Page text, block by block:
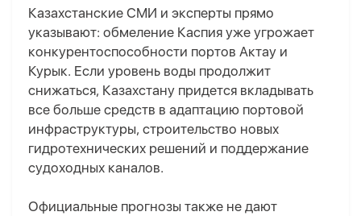
Казахстанские СМИ и эксперты прямо
указывают: обмеление Каспия уже угрожает
конкурентоспособности портов Актау и
Курык. Если уровень воды продолжит
снижаться, Казахстану придется вкладывать
все больше средств в адаптацию портовой
инфраструктуры, строительство новых
гидротехнических решений и поддержание
судоходных каналов.
Официальные прогнозы также не дают